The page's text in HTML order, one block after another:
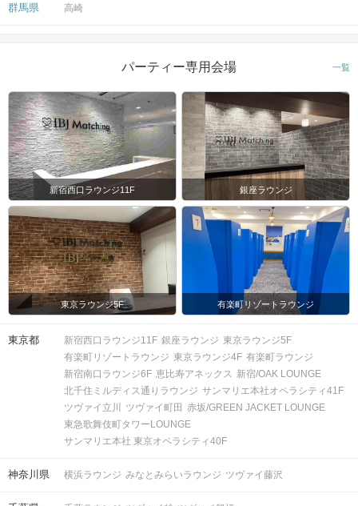
注意事項
時間
15分前より受付開始。1時間半を予
定。
※開始時刻から30分以上遅れる場合は
参加をご遠慮いただいております。
人数
8対8程度で進行予定。（最少開催人
数：4対4）
※募集締め切り以降のキャンセルによ
っては男女差が変動する場合がござい
ます。
持ち物
（運転免許証、マイナンバーカード、
パスポートなど）
飲み物
ソフトドリンク付き
服装 清潔感のある服装でお越しください。
群馬県 高崎
パーティー専用会場 一覧
新宿西口ラウンジ11F 銀座ラウンジ
東京ラウンジ5F 有楽町リゾートラウンジ
東京都 新宿西口ラウンジ11F 銀座ラウンジ 東京ラウンジ5F
有楽町リゾートラウンジ 東京ラウンジ4F 有楽町ラウンジ
新宿南口ラウンジ6F 恵比寿アネックス 新宿/OAK LOUNGE
北千住ミルディス通りラウンジ サンマリエ本社オペラシティ41F
ツヴァイ立川
ツヴァイ町田 赤坂/GREEN JACKET LOUNGE
東急歌舞伎町タワーLOUNGE
サンマリエ本社 東京オペラシティ40F
神奈川県 横浜ラウンジ みなとみらいラウンジ ツヴァイ藤沢